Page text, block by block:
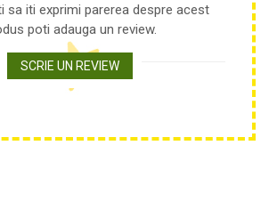
sa iti exprimi parerea despre acest
poti adauga un review.
SCRIE UN REVIEW